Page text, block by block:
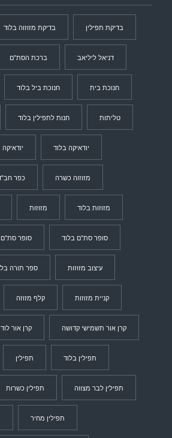
בדיקת מזוזוה בלוד בדיקת תפילין
ברכת הסת"ם דניאל ליליאב
חנוכת ביל בלוד חנוכת בית
חנות לתפילין בלוד טליתות
יודאיקה יודאיקה בלוד
כפר מזוזוה כשרה
מזוזות מזוזות בלוד
סופר סת"ם סופר סת"ם בלוד
ספר תורה עיצוב מזוזות
קלף מזוזה קניית מזוזות
קרן אור לוד קרן אור תשמישי קדושה
תפילין תפילין בלוד
תפילין כשרות תפילין לבר מצווה
תפילין מחיר